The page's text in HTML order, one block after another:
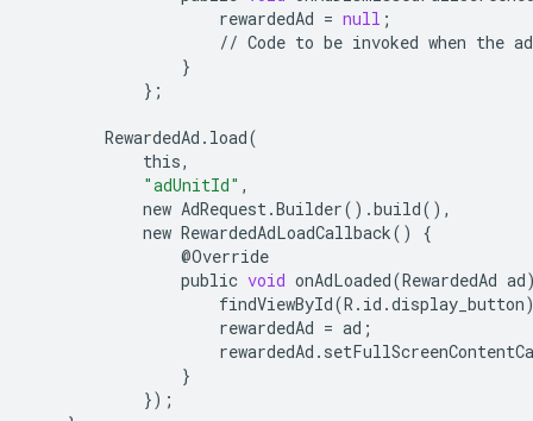
rewardedAd = null ;
// Code to be invoked when the ad
}
};
RewardedAd . load(
this,
"adUnitId" ,
new AdRequest.Builder() .build(),
new RewardedAdLoadCallback()
{
@Override
public void onAdLoaded(RewardedAd ad
findViewById(R . id .display_button
rewardedAd = ad ;
rewardedAd .
}
});